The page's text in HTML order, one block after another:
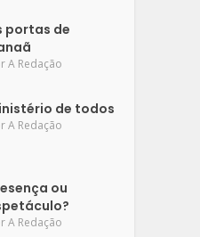
portas de
A Redação
de todos
A Redação
ou
A Redação